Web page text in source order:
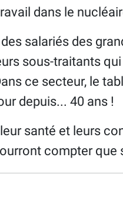
dans le
salariés des
sous-traitants
ce secteur, le
depuis... 40 ans !
santé et leurs
compter que